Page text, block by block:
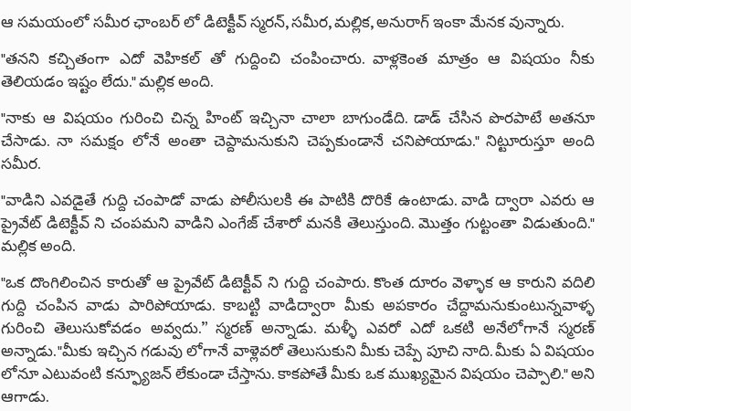
ఆ సమయంలో సమీర ఛాంబర్ లో డిటెక్టీవ్ స్మరన్, సమీర, మల్లిక, అనురాగ్ ఇంకా మేనక వున్నారు.
"తనని కచ్చితంగా ఎదో వెహికల్ తో గుద్దించి చంపించారు. వాళ్లకెంత మాత్రం ఆ విషయం నీకు
తెలియడం ఇష్టం లేదు." మల్లిక అంది.
"నాకు ఆ విషయం గురించి చిన్న హింట్ ఇచ్చినా చాలా బాగుండేది. డాడ్ చేసిన పొరపాటే అతనూ
చేసాడు. నా సమక్షం లోనే అంతా చెప్దామనుకుని చెప్పకుండానే చనిపోయాడు." నిట్టూరుస్తూ అంది
సమీర.
"వాడిని ఎవడైతే గుద్ది చంపాడో వాడు పోలీసులకి ఈ పాటికి దొరికే ఉంటాడు. వాడి ద్వారా ఎవరు ఆ
ప్రైవేట్ డిటెక్టీవ్ ని చంపమని వాడిని ఎంగేజ్ చేశారో మనకి తెలుస్తుంది. మొత్తం గుట్టంతా విడుతుంది."
మల్లిక అంది.
"ఒక దొంగిలించిన కారుతో ఆ ప్రైవేట్ డిటెక్టీవ్ ని గుద్ది చంపారు. కొంత దూరం వెళ్ళాక ఆ కారుని వదిలి
గుద్ది చంపిన వాడు పారిపోయాడు. కాబట్టి వాడిద్వారా మీకు అపకారం చేద్దామనుకుంటున్నవాళ్ళ
గురించి తెలుసుకోవడం అవ్వదు.” స్మరణ్ అన్నాడు. మళ్ళీ ఎవరో ఎదో ఒకటి అనేలోగానే స్మరణ్
అన్నాడు. "మీకు ఇచ్చిన గడువు లోగానే వాళ్లెవరో తెలుసుకుని మీకు చెప్పే పూచి నాది. మీకు ఏ విషయం
లోనూ ఎటువంటి కన్ఫ్యూజన్ లేకుండా చేస్తాను. కాకపోతే మీకు ఒక ముఖ్యమైన విషయం చెప్పాలి." అని
ఆగాడు.